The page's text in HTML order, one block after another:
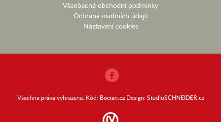
Všeobecné obchodní podmínky
Ochrana osobních údajů
Nastavení cookies
Všechna práva vyhrazena. Kód: Bocian.czDesign:StudioSCHNEIDER.cz